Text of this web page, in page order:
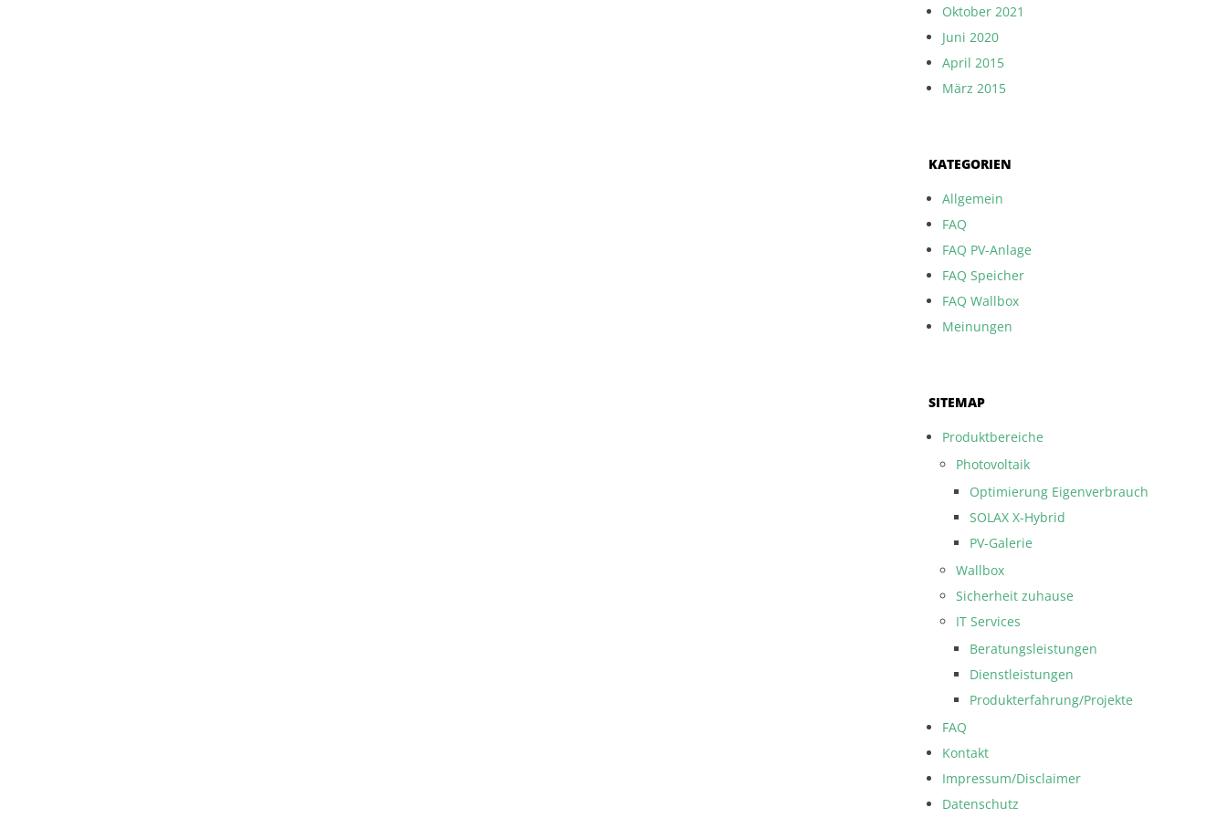
Oktober 2021
Juni 2020
April 2015
März 2015
KATEGORIEN
Allgemein
FAQ
FAQ PV-Anlage
FAQ Speicher
FAQ Wallbox
Meinungen
SITEMAP
Produktbereiche
Photovoltaik
Optimierung Eigenverbrauch
SOLAX X-Hybrid
PV-Galerie
Wallbox
Sicherheit zuhause
IT Services
Beratungsleistungen
Dienstleistungen
Produkterfahrung/Projekte
FAQ
Kontakt
Impressum/Disclaimer
Datenschutz